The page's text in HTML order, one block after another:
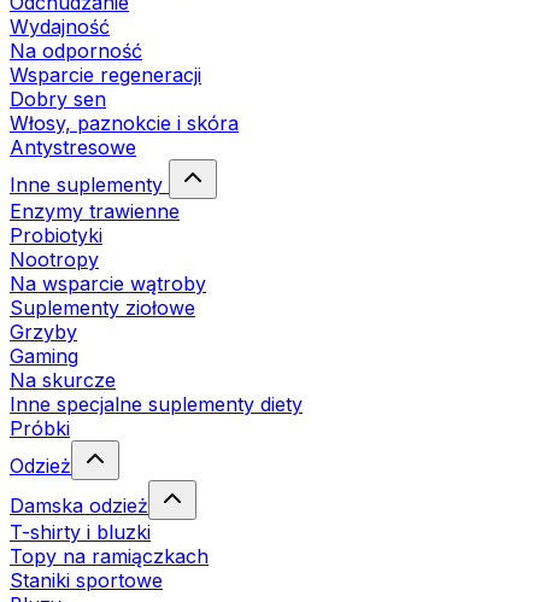
Wydajność
Na odporność
Wsparcie regeneracji
Dobry sen
Włosy, paznokcie i skóra
Antystresowe
Inne suplementy
Enzymy trawienne
Probiotyki
Nootropy
Na wsparcie wątroby
Suplementy ziołowe
Grzyby
Gaming
Na skurcze
Inne specjalne suplementy diety
Próbki
Odzież
Damska odzież
T-shirty i bluzki
Topy na ramiączkach
Staniki sportowe